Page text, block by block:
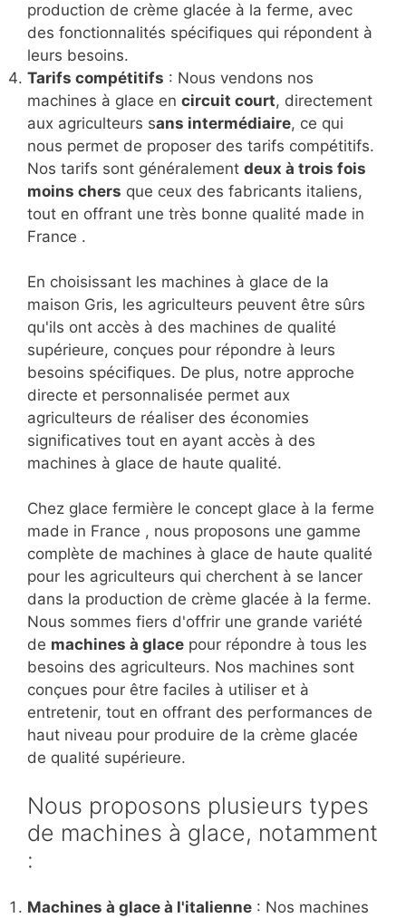
production de crème glacée à la ferme, avec
des fonctionnalités spécifiques qui répondent à
leurs besoins.
Tarifs compétitifs : Nous vendons nos
machines à glace en circuit court, directement
aux agriculteurs sans intermédiaire, ce qui
nous permet de proposer des tarifs compétitifs.
Nos tarifs sont généralement deux à trois fois
moins chers que ceux des fabricants italiens,
tout en offrant une très bonne qualité made in
France .
En choisissant les machines à glace de la
maison Gris, les agriculteurs peuvent être sûrs
qu'ils ont accès à des machines de qualité
supérieure, conçues pour répondre à leurs
besoins spécifiques. De plus, notre approche
directe et personnalisée permet aux
agriculteurs de réaliser des économies
significatives tout en ayant accès à des
machines à glace de haute qualité.
Chez glace fermière le concept glace à la ferme
made in France , nous proposons une gamme
complète de machines à glace de haute qualité
pour les agriculteurs qui cherchent à se lancer
dans la production de crème glacée à la ferme.
Nous sommes fiers d'offrir une grande variété
de machines à glace pour répondre à tous les
besoins des agriculteurs. Nos machines sont
conçues pour être faciles à utiliser et à
entretenir, tout en offrant des performances de
haut niveau pour produire de la crème glacée
de qualité supérieure.
Nous proposons plusieurs types
de machines à glace, notamment
:
Machines à glace à l'italienne : Nos machines